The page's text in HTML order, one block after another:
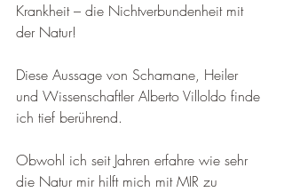
Krankheit – die Nichtverbundenheit mit
der Natur!
Diese Aussage von Schamane, Heiler
und Wissenschaftler Alberto Villoldo finde
ich tief berührend.
Obwohl ich seit Jahren erfahre wie sehr
die Natur mir hilft mich mit MIR zu